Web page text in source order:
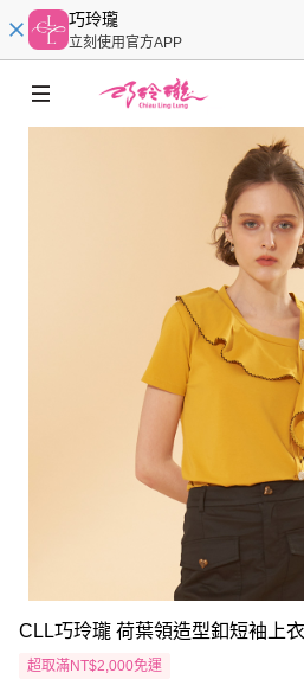
巧玲瓏
立刻使用官方APP
CLL巧玲瓏 荷葉領造型釦短袖上
超取滿NT$2,000免運